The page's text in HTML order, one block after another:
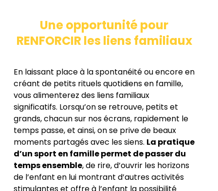
Une opportunité pour
RENFORCIR les liens familiaux
En laissant place à la spontanéité ou encore en
créant de petits rituels quotidiens en famille,
vous alimenterez des liens familiaux
significatifs. Lorsqu’on se retrouve, petits et
grands, chacun sur nos écrans, rapidement le
temps passe, et ainsi, on se prive de beaux
moments partagés avec les siens. La pratique
d’un sport en famille permet de passer du
temps ensemble, de rire, d’ouvrir les horizons
de l’enfant en lui montrant d’autres activités
stimulantes et offre à l’enfant la possibilité